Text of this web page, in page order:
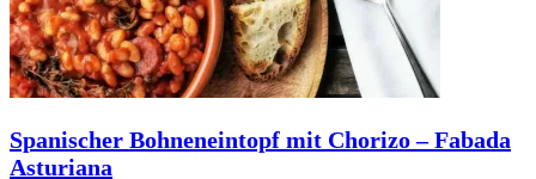
Spanischer Bohneneintopf mit Chorizo – Fabada
Asturiana